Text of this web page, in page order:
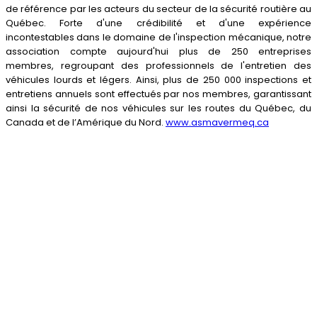
de référence par les acteurs du secteur de la sécurité routière au
Québec. Forte d'une crédibilité et d'une expérience
incontestables dans le domaine de l'inspection mécanique, notre
association compte aujourd'hui plus de 250 entreprises
membres, regroupant des professionnels de l'entretien des
véhicules lourds et légers. Ainsi, plus de 250 000 inspections et
entretiens annuels sont effectués par nos membres, garantissant
ainsi la sécurité de nos véhicules sur les routes du Québec, du
Canada et de l’Amérique du Nord. www.asmavermeq.ca